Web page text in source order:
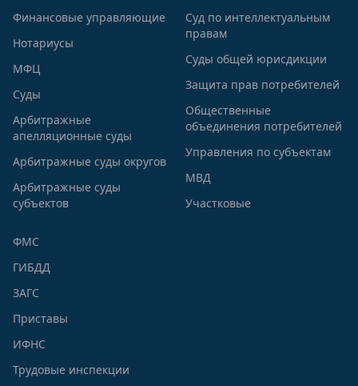
Финансовые управляющие
Нотариусы
МФЦ
Суды
Арбитражные
апелляционные суды
Арбитражные суды округов
Арбитражные суды
субъектов
Суд по интеллектуальным
правам
Суды общей юрисдикции
Защита прав потребителей
Общественные
объединения потребителей
Управления по субъектам
МВД
Участковые
ФМС
ГИБДД
ЗАГС
Приставы
ИФНС
Трудовые инспекции